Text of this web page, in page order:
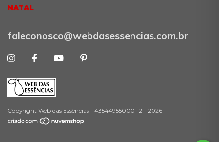
NATAL
faleconosco@webdasessencias.com.br
Copyright Web das Essências - 43544955000112 - 2026